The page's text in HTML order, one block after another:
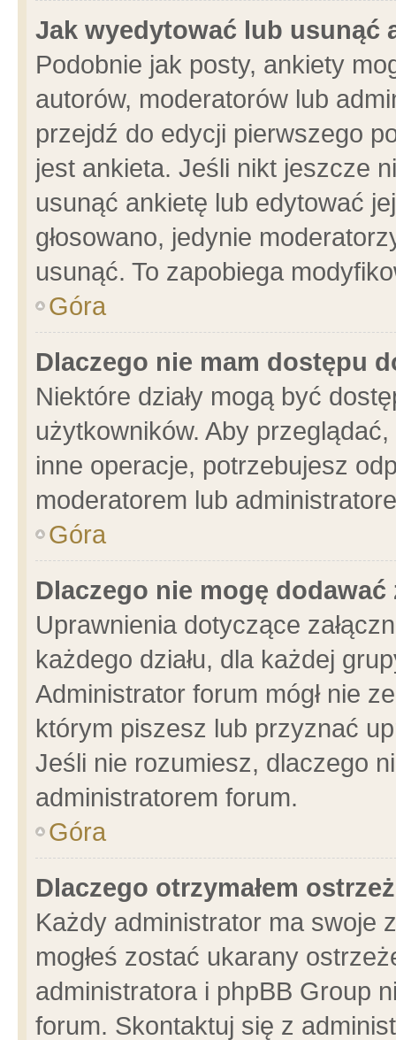
Jak wyedytować lub usunąć
Podobnie jak posty, ankiety
autorów, moderatorów lub
przejdź do edycji pierwszego
jest ankieta. Jeśli nikt jeszcze
usunąć ankietę lub edytować
głosowano, jedynie
usunąć. To zapobiega
Góra
Dlaczego nie mam dostępu
Niektóre działy mogą być
użytkowników. Aby
inne operacje, potrzebujesz
moderatorem lub
Góra
Dlaczego nie mogę dodawać
Uprawnienia dotyczące
każdego działu, dla każdej
Administrator forum mógł nie
którym piszesz lub przyznać
Jeśli nie rozumiesz, dlaczego
administratorem forum.
Góra
Dlaczego otrzymałem
Każdy administrator ma swoje
mogłeś zostać ukarany
administratora i phpBB Group
forum. Skontaktuj się z